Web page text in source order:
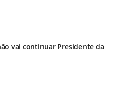
vai continuar Presidente da